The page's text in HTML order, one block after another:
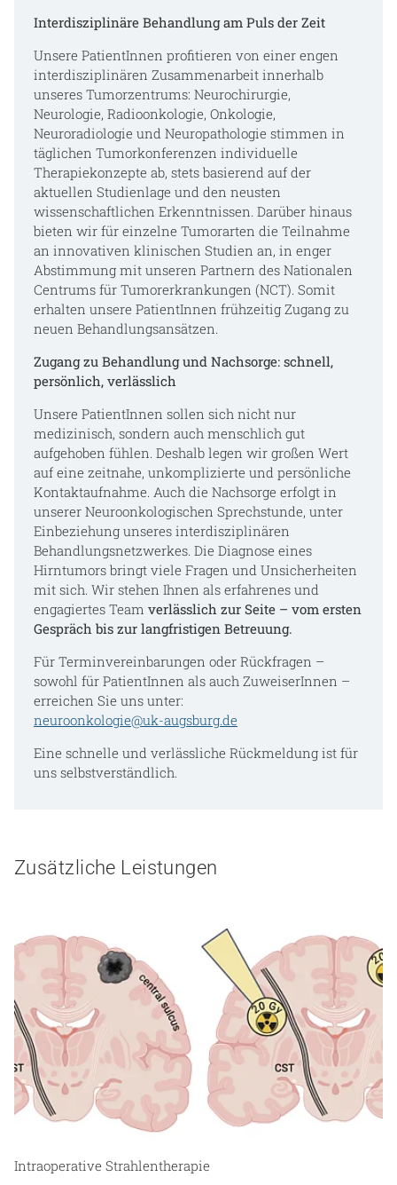
Interdisziplinäre Behandlung am Puls der Zeit
Unsere PatientInnen profitieren von einer engen
interdisziplinären Zusammenarbeit innerhalb
unseres Tumorzentrums: Neurochirurgie,
Neurologie, Radioonkologie, Onkologie,
Neuroradiologie und Neuropathologie stimmen in
täglichen Tumorkonferenzen individuelle
Therapiekonzepte ab, stets basierend auf der
aktuellen Studienlage und den neusten
wissenschaftlichen Erkenntnissen. Darüber hinaus
bieten wir für einzelne Tumorarten die Teilnahme
an innovativen klinischen Studien an, in enger
Abstimmung mit unseren Partnern des Nationalen
Centrums für Tumorerkrankungen (NCT). Somit
erhalten unsere PatientInnen frühzeitig Zugang zu
neuen Behandlungsansätzen.
Zugang zu Behandlung und Nachsorge: schnell,
persönlich, verlässlich
Unsere PatientInnen sollen sich nicht nur
medizinisch, sondern auch menschlich gut
aufgehoben fühlen. Deshalb legen wir großen Wert
auf eine zeitnahe, unkomplizierte und persönliche
Kontaktaufnahme. Auch die Nachsorge erfolgt in
unserer Neuroonkologischen Sprechstunde, unter
Einbeziehung unseres interdisziplinären
Behandlungsnetzwerkes. Die Diagnose eines
Hirntumors bringt viele Fragen und Unsicherheiten
mit sich. Wir stehen Ihnen als erfahrenes und
engagiertes Team verlässlich zur Seite – vom ersten
Gespräch bis zur langfristigen Betreuung.
Für Terminvereinbarungen oder Rückfragen –
sowohl für PatientInnen als auch ZuweiserInnen –
erreichen Sie uns unter:
neuroonkologie@uk-augsburg.de
Eine schnelle und verlässliche Rückmeldung ist für
uns selbstverständlich.
Zusätzliche Leistungen
Intraoperative Strahlentherapie